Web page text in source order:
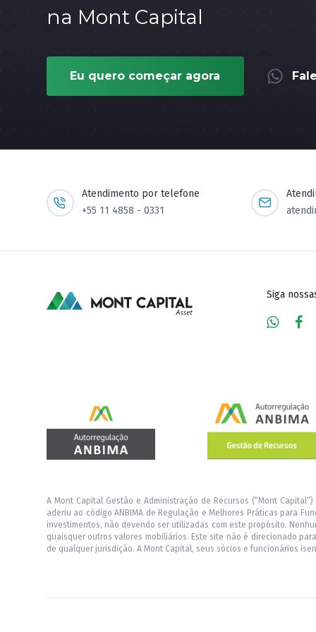
na Mont Capital
Eu quero começar agora
Atendimento por telefone
+55 11 4858 - 0331
Siga
A Mont Capital Gestão e Administração de Recursos (“Mont
aderiu ao código ANBIMA de Regulação e Melhores Práticas para
investimentos, não devendo ser utilizadas com este propósito.
quaisquer outros valores mobiliários. Este site não é direcionado
de qualquer jurisdição. A Mont Capital, seus sócios e funcionários